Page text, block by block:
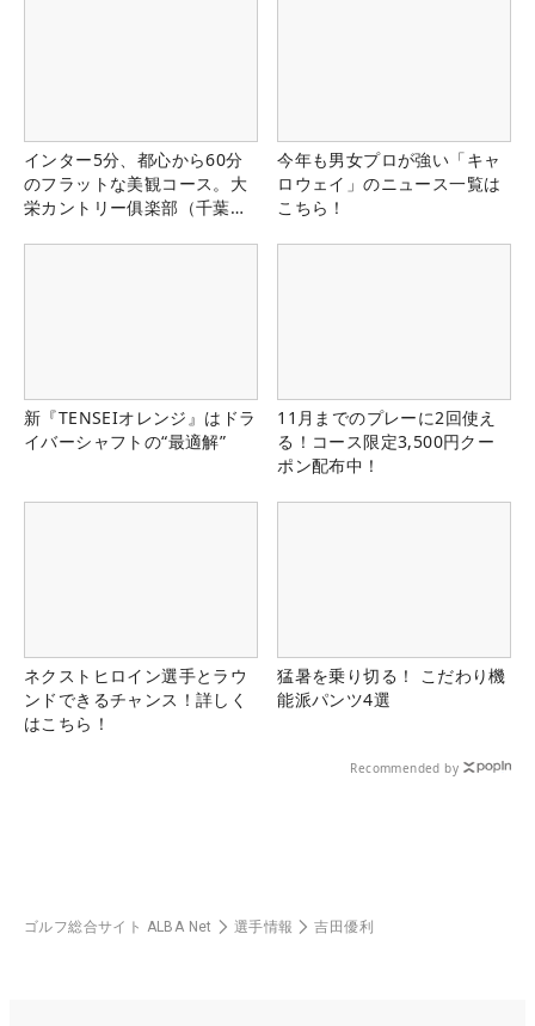
インター5分、都心から60分
のフラットな美観コース。大
栄カントリー俱楽部（千葉
今年も男女プロが強い「キャ
ロウェイ」のニュース一覧は
こちら！
新『TENSEIオレンジ』はドラ
イバーシャフトの“最適解”
11月までのプレーに2回使え
る！コース限定3,500円クー
ポン配布中！
ネクストヒロイン選手とラウ
ンドできるチャンス！詳しく
はこちら！
猛暑を乗り切る！ こだわり機
能派パンツ4選
Recommended by
ゴルフ総合サイト ALBA Net 選手情報 吉田優利